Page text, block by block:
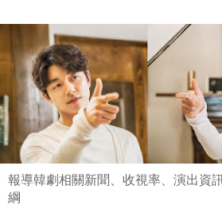
報導韓劇相關新聞、收視率、演出資
綱